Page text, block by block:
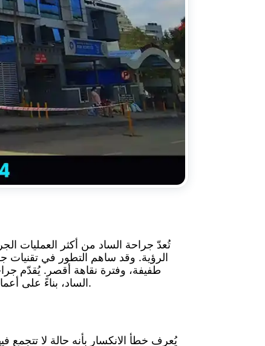
تُعدّ جراحة الساد من أكثر العمليات
الرؤية. وقد ساهم التطور في تقنيات
طفيفة، وفترة نقاهة أقصر. يُقدّم
الساد، بناءً على أعمارهم، وشدة فقدان البصر الناتج عن الساد، وأنشطتهم اليومية، وذلك لتحقيق أفضل رؤية ممكنة بعد الجراحة.
يُعرف خطأ الانكسار بأنه حالة لا